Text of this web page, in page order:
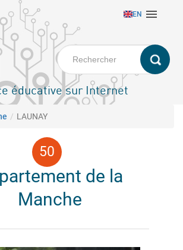
EN 
éducative sur Internet
LAUNAY
de la
Manche